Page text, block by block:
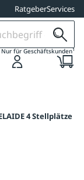
RatgeberServices
Nur für Geschäftskunden1
4 Stellplätze